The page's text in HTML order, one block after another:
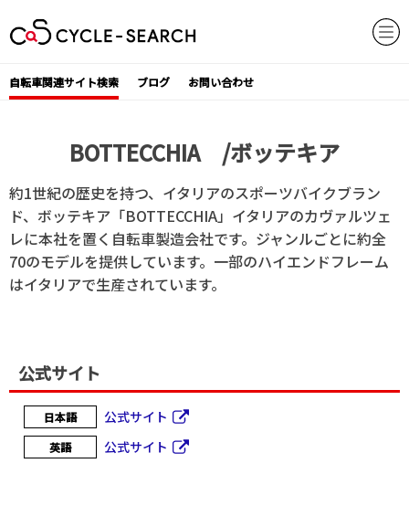
to
content
自転車関連サイト検索 ブログ お問い合わせ
BOTTECCHIA /ボッテキア
約1世紀の歴史を持つ、イタリアのスポーツバイクブラン
ド、ボッテキア「BOTTECCHIA」イタリアのカヴァルツェ
レに本社を置く自転車製造会社です。ジャンルごとに約全
70のモデルを提供しています。一部のハイエンドフレーム
はイタリアで生産されています。
公式サイト
日本語 公式サイト
英語 公式サイト